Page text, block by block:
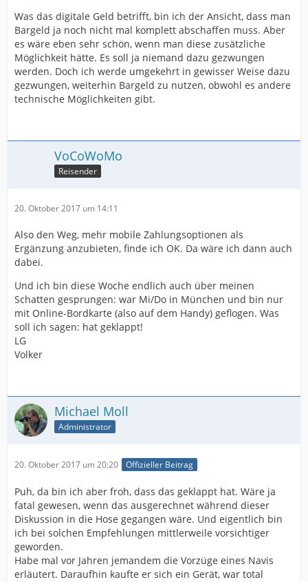
Was das digitale Geld betrifft, bin ich der Ansicht, dass man
Bargeld ja noch nicht mal komplett abschaffen muss. Aber
es wäre eben sehr schön, wenn man diese zusätzliche
Möglichkeit hätte. Es soll ja niemand dazu gezwungen
werden. Doch ich werde umgekehrt in gewisser Weise dazu
gezwungen, weiterhin Bargeld zu nutzen, obwohl es andere
technische Möglichkeiten gibt.
VoCoWoMo
Reisender
20. Oktober 2017 um 14:11
Also den Weg, mehr mobile Zahlungsoptionen als
Ergänzung anzubieten, finde ich OK. Da wäre ich dann auch
dabei.
Und ich bin diese Woche endlich auch über meinen
Schatten gesprungen: war Mi/Do in München und bin nur
mit Online-Bordkarte (also auf dem Handy) geflogen. Was
soll ich sagen: hat geklappt!
LG
Volker
Michael Moll
Administrator
20. Oktober 2017 um 20:20 Offizieller Beitrag
Puh, da bin ich aber froh, dass das geklappt hat. Wäre ja
fatal gewesen, wenn das ausgerechnet während dieser
Diskussion in die Hose gegangen wäre. Und eigentlich bin
ich bei solchen Empfehlungen mittlerweile vorsichtiger
geworden.
Habe mal vor Jahren jemandem die Vorzüge eines Navis
erläutert. Daraufhin kaufte er sich ein Gerät, war total